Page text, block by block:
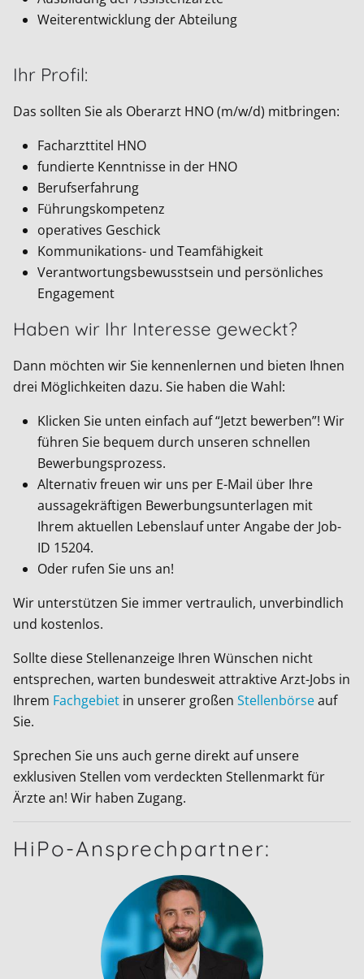
Weiterentwicklung der Abteilung
Ihr Profil:
Das sollten Sie als Oberarzt HNO (m/w/d) mitbringen:
Facharzttitel HNO
fundierte Kenntnisse in der HNO
Berufserfahrung
Führungskompetenz
operatives Geschick
Kommunikations- und Teamfähigkeit
Verantwortungsbewusstsein und persönliches
Engagement
Haben wir Ihr Interesse geweckt?
Dann möchten wir Sie kennenlernen und bieten Ihnen
drei Möglichkeiten dazu. Sie haben die Wahl:
Klicken Sie unten einfach auf “Jetzt bewerben”! Wir
führen Sie bequem durch unseren schnellen
Bewerbungsprozess.
Alternativ freuen wir uns per E-Mail über Ihre
aussagekräftigen Bewerbungsunterlagen mit
Ihrem aktuellen Lebenslauf unter Angabe der Job-
ID 15204.
Oder rufen Sie uns an!
Wir unterstützen Sie immer vertraulich, unverbindlich
und kostenlos.
Sollte diese Stellenanzeige Ihren Wünschen nicht
entsprechen, warten bundesweit attraktive Arzt-Jobs in
Ihrem Fachgebiet in unserer großen Stellenbörseauf
Sie.
Sprechen Sie uns auch gerne direkt auf unsere
exklusiven Stellen vom verdeckten Stellenmarkt für
Ärzte an! Wir haben Zugang.
HiPo-Ansprechpartner: